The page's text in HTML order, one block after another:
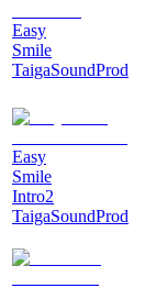
Easy
Smile
TaigaSoundProd
Easy
Smile
Intro2
TaigaSoundProd